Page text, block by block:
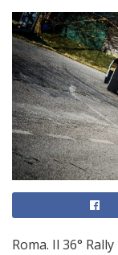
Roma. Il 36°